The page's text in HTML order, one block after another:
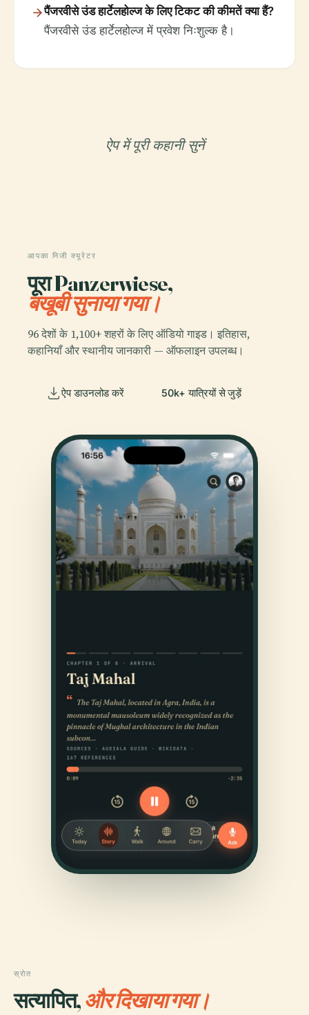
पैंजरवीसे उंड हार्टेलहोल्ज के लिए टिकट की कीमतें क्या हैं?
पैंजरवीसे उंड हार्टेलहोल्ज में प्रवेश निःशुल्क है।
ऐप में पूरी कहानी सुनें
आपका निजी क्यूरेटर
पूरा Panzerwiese,
बखूबी सुनाया गया।
96 देशों के 1,100+ शहरों के लिए ऑडियो गाइड। इतिहास,
कहानियाँ और स्थानीय जानकारी — ऑफलाइन उपलब्ध।
ऐप डाउनलोड करें 50k+ यात्रियों से जुड़ें
स्रोत
सत्यापित,और दिखाया गया।